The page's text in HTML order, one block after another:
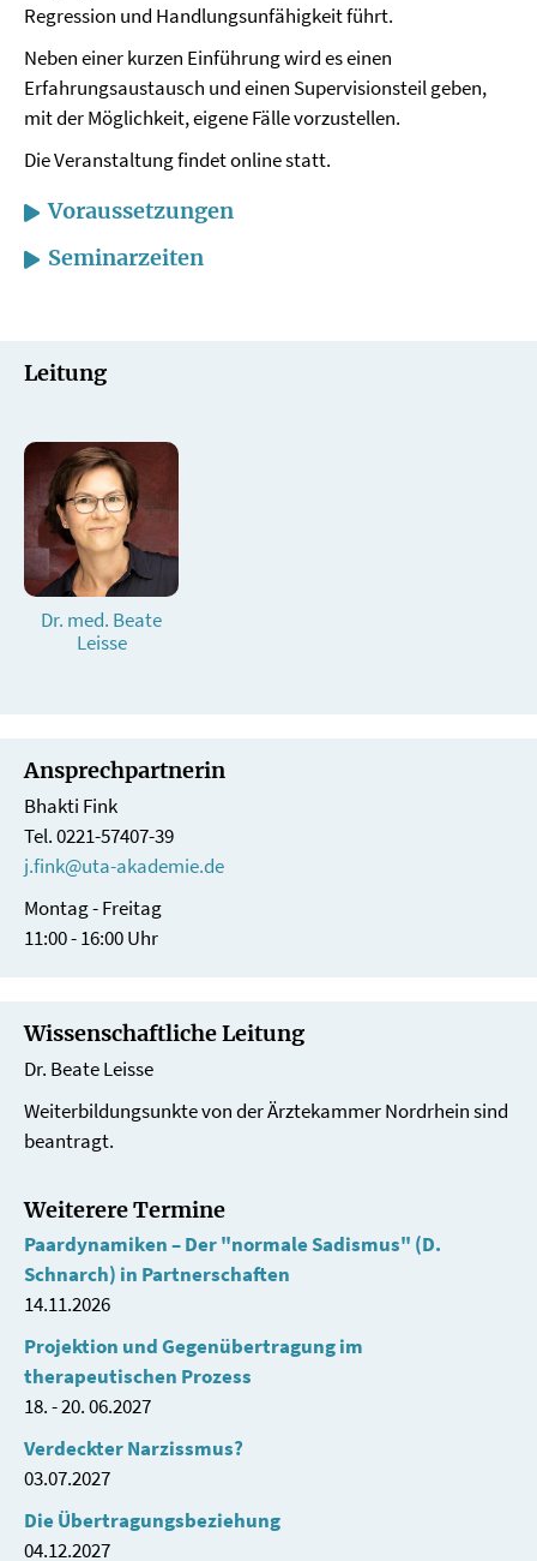
Regression und Handlungsunfähigkeit führt.
Neben einer kurzen Einführung wird es einen
Erfahrungsaustausch und einen Supervisionsteil geben,
mit der Möglichkeit, eigene Fälle vorzustellen.
Die Veranstaltung findet online statt.
Voraussetzungen
Seminarzeiten
Leitung
Dr. med. Beate
Leisse
Ansprechpartnerin
Bhakti Fink
Tel. 0221-57407-39
j.fink@uta-akademie.de
Montag - Freitag
11:00 - 16:00 Uhr
Wissenschaftliche Leitung
Dr. Beate Leisse
Weiterbildungsunkte von der Ärztekammer Nordrhein sind
beantragt.
Weiterere Termine
Paardynamiken – Der "normale Sadismus" (D.
Schnarch) in Partnerschaften
14.11.2026
Projektion und Gegenübertragung im
therapeutischen Prozess
18. - 20. 06.2027
Verdeckter Narzissmus?
03.07.2027
Die Übertragungsbeziehung
04.12.2027